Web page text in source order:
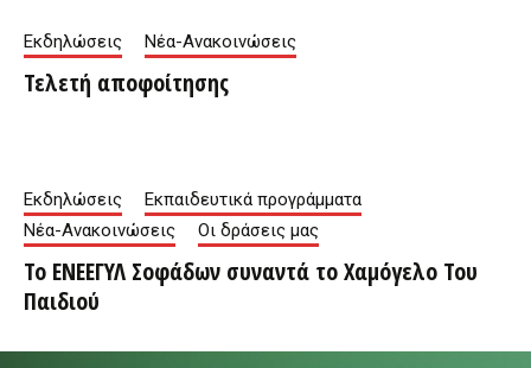
Εκδηλώσεις Νέα-Ανακοινώσεις
Τελετή αποφοίτησης
Εκδηλώσεις
Εκπαιδευτικά προγράμματα
Νέα-Ανακοινώσεις
Οι δράσεις μας
Το ΕΝΕΕΓΥΛ Σοφάδων συναντά το Χαμόγελο Του
Παιδιού